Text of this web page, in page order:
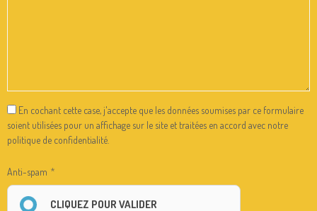
En cochant cette case, j'accepte que les données soumises par ce formulaire
soient utilisées pour un affichage sur le site et traitées en accord avec notre
politique de confidentialité.
Anti-spam
CLIQUEZ POUR VALIDER